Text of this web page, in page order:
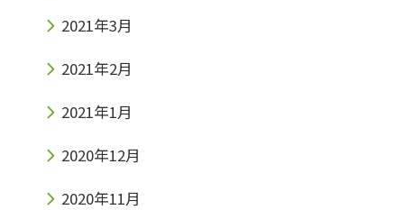
2021年3月
2021年2月
2021年1月
2020年12月
2020年11月